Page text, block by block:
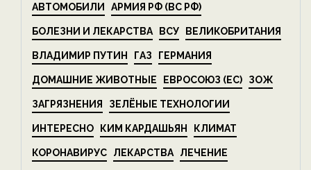
АВТОМОБИЛИ АРМИЯ РФ (ВС РФ)
БОЛЕЗНИ И ЛЕКАРСТВА ВСУ ВЕЛИКОБРИТАНИЯ
ВЛАДИМИР ПУТИН ГАЗ ГЕРМАНИЯ
ДОМАШНИЕ ЖИВОТНЫЕ ЕВРОСОЮЗ (ЕС) ЗОЖ
ЗАГРЯЗНЕНИЯ ЗЕЛЁНЫЕ ТЕХНОЛОГИИ
ИНТЕРЕСНО КИМ КАРДАШЬЯН КЛИМАТ
КОРОНАВИРУС ЛЕКАРСТВА ЛЕЧЕНИЕ